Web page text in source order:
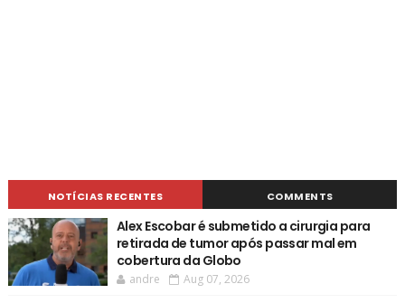
NOTÍCIAS RECENTES COMMENTS
Alex Escobar é submetido a cirurgia para
retirada de tumor após passar mal em
cobertura da Globo
andre Aug 07, 2026